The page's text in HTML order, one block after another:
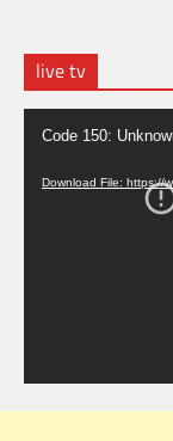
live tv
Video
Player
Code 150:
Download File: https://